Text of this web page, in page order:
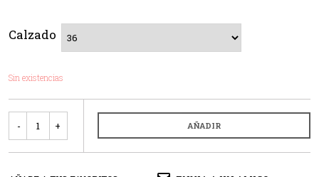
Calzado
Sin existencias
AÑADIR